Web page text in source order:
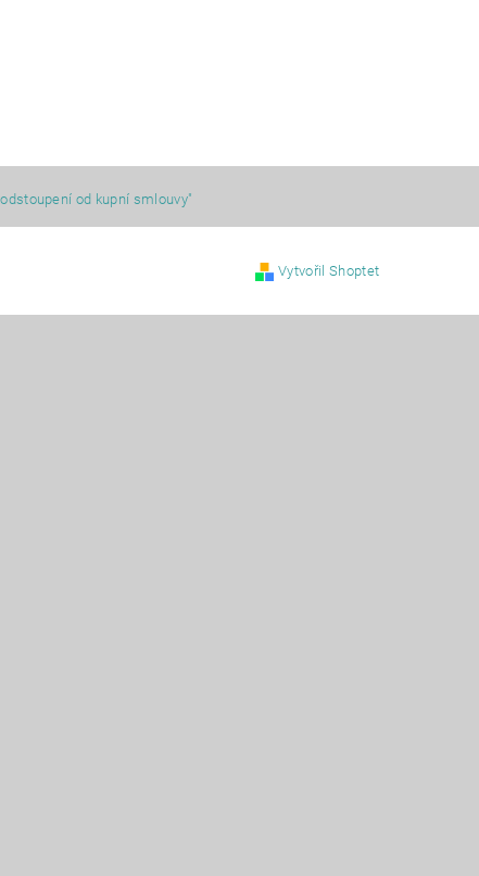
od kupní smlouvy"
Vytvořil Shoptet